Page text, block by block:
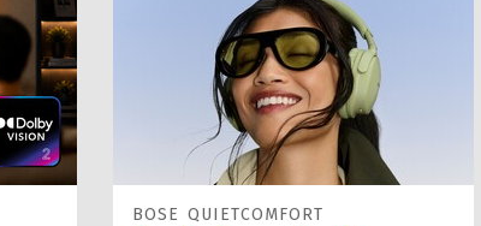
BOSE QUIETCOMFORT